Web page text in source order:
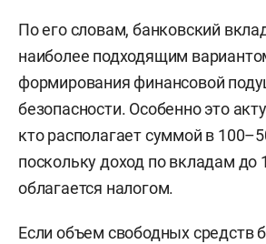
По его словам, банковский
наиболее подходящим
формирования финансовой
безопасности. Особенно это
кто располагает суммой в
поскольку доход по вкладам до
облагается налогом.
Если объем свободных средств